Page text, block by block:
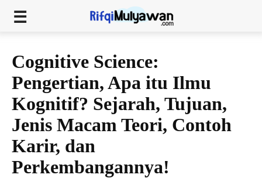
Cognitive Science:
Pengertian, Apa itu Ilmu
Kognitif? Sejarah, Tujuan,
Jenis Macam Teori, Contoh
Karir, dan
Perkembangannya!